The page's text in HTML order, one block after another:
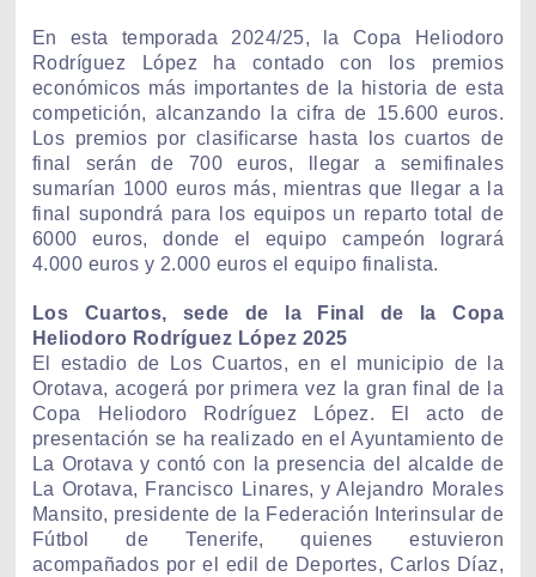
En esta temporada 2024/25, la Copa Heliodoro
Rodríguez López ha contado con los premios
económicos más importantes de la historia de esta
competición, alcanzando la cifra de 15.600 euros.
Los premios por clasificarse hasta los cuartos de
final serán de 700 euros, llegar a semifinales
sumarían 1000 euros más, mientras que llegar a la
final supondrá para los equipos un reparto total de
6000 euros, donde el equipo campeón logrará
4.000 euros y 2.000 euros el equipo finalista.
Los Cuartos, sede de la Final de la Copa
Heliodoro Rodríguez López 2025
El estadio de Los Cuartos, en el municipio de la
Orotava, acogerá por primera vez la gran final de la
Copa Heliodoro Rodríguez López. El acto de
presentación se ha realizado en el Ayuntamiento de
La Orotava y contó con la presencia del alcalde de
La Orotava, Francisco Linares, y Alejandro Morales
Mansito, presidente de la Federación Interinsular de
Fútbol de Tenerife, quienes estuvieron
acompañados por el edil de Deportes, Carlos Díaz,